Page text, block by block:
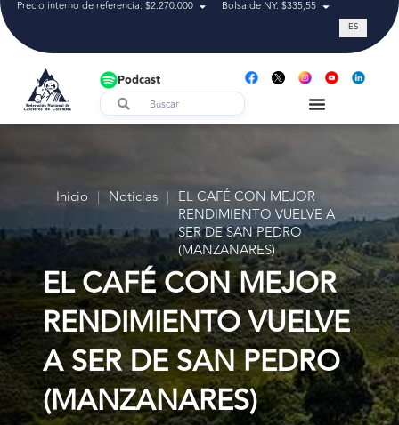
Precio interno de referencia: $2.270.000 Bolsa de NY: $335,55 Tasa de
ES
Podcast
Inicio | Noticias | EL CAFÉ CON MEJOR
RENDIMIENTO VUELVE A
SER DE SAN PEDRO
(MANZANARES)
EL CAFÉ CON MEJOR
RENDIMIENTO VUELVE
A SER DE SAN PEDRO
(MANZANARES)